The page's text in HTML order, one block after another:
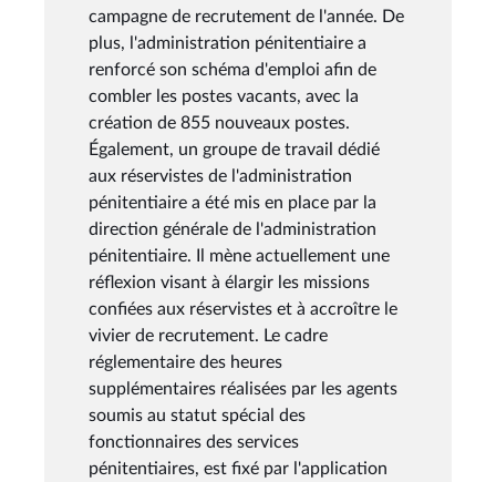
campagne de recrutement de l'année. De
plus, l'administration pénitentiaire a
renforcé son schéma d'emploi afin de
combler les postes vacants, avec la
création de 855 nouveaux postes.
Également, un groupe de travail dédié
aux réservistes de l'administration
pénitentiaire a été mis en place par la
direction générale de l'administration
pénitentiaire. Il mène actuellement une
réflexion visant à élargir les missions
confiées aux réservistes et à accroître le
vivier de recrutement. Le cadre
réglementaire des heures
supplémentaires réalisées par les agents
soumis au statut spécial des
fonctionnaires des services
pénitentiaires, est fixé par l'application